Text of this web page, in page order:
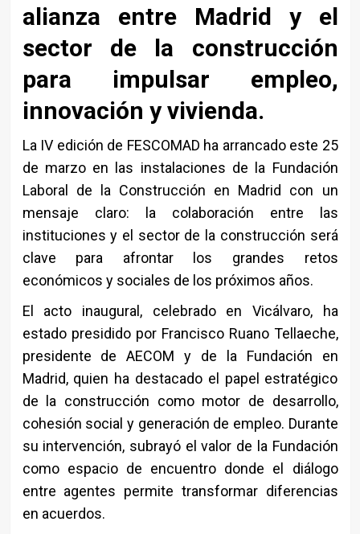
alianza entre Madrid y el
sector de la construcción
para impulsar empleo,
innovación y vivienda.
La IV edición de FESCOMAD ha arrancado este 25
de marzo en las instalaciones de la Fundación
Laboral de la Construcción en Madrid con un
mensaje claro: la colaboración entre las
instituciones y el sector de la construcción será
clave para afrontar los grandes retos
económicos y sociales de los próximos años.
El acto inaugural, celebrado en Vicálvaro, ha
estado presidido por Francisco Ruano Tellaeche,
presidente de AECOM y de la Fundación en
Madrid, quien ha destacado el papel estratégico
de la construcción como motor de desarrollo,
cohesión social y generación de empleo. Durante
su intervención, subrayó el valor de la Fundación
como espacio de encuentro donde el diálogo
entre agentes permite transformar diferencias
en acuerdos.